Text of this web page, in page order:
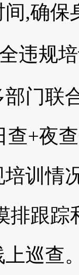
,确保
规培
联合
查+夜
训情
排跟踪
巡查